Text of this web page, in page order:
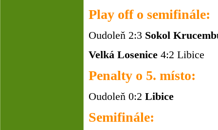
Play off o semifinále:
Oudoleň 2:3 Sokol
Velká Losenice 4:2 Libice
Penalty o 5. místo:
Oudoleň 0:2 Libice
Semifinále: